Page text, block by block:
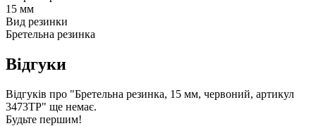
15 мм
Вид резинки
Бретельна резинка
Відгуки
Відгуків про "Бретельна резинка, 15 мм, червоний, артикул
3473ТР" ще немає.
Будьте першим!